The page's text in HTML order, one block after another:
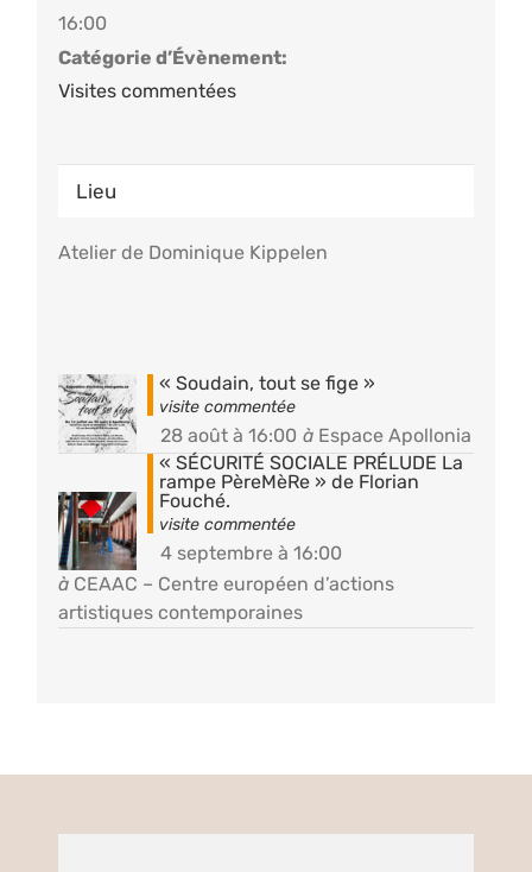
16:00
Catégorie d’Évènement:
Visites commentées
Lieu
Atelier de Dominique Kippelen
« Soudain, tout se fige »
28 août à 16:00 à Espace Apollonia
« SÉCURITÉ SOCIALE PRÉLUDE La
rampe PèreMèRe » de Florian
Fouché.
4 septembre à 16:00
à CEAAC – Centre européen d’actions
artistiques contemporaines